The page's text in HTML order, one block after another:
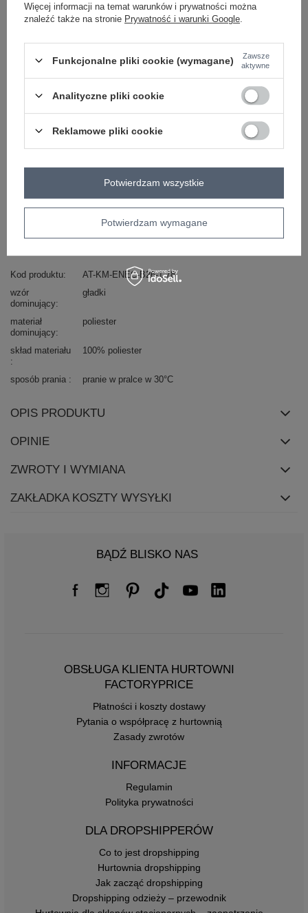
jasny fioletowy
One size 5906694053702 -
Zobacz wszystkie kolory (+6)
Masz pytanie? Chętnie pomożemy.
Zadzwoń+48 601 547 740 Zadaj pytanie
Kod produktu
AT-KM-ENEC-B26-1.78
wzór
dominujący
gładki
materiał
dominujący
poliester
skład materiału 100% poliester
sposób prania pranie w pralce w 30°C
OPIS PRODUKTU
OPINIE
ZWROTY I WYMIANA
ZAKŁADKA KOSZTY WYSYŁKI
BĄDŹ BLISKO NAS
OBSŁUGA KLIENTA HURTOWNI
FACTORYPRICE
Płatności i koszty dostawy
Pytania o współpracę z hurtownią
Zasady zwrotów
INFORMACJE
Regulamin
Polityka prywatności
DLA DROPSHIPPERÓW
Co to jest dropshipping
Hurtownia dropshipping
Jak zacząć dropshipping
Dropshipping odzieży – przewodnik
Więcej informacji na temat warunków i prywatności można
znaleźć także na stronie Prywatność i warunki Google
Funkcjonalne pliki cookie (wymagane)
Zawsze
aktywne
Analityczne pliki cookie
Reklamowe pliki cookie
Potwierdzam wymagane
Potwierdzam wszystkie